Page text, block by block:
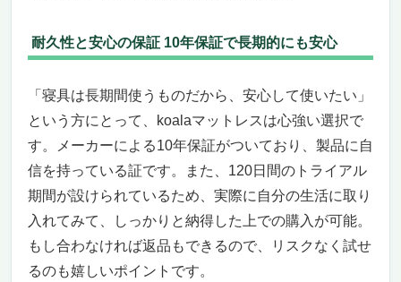
耐久性と安心の保証 10年保証で長期的にも安心
「寝具は長期間使うものだから、安心して使いたい」
という方にとって、koalaマットレスは心強い選択で
す。メーカーによる10年保証がついており、製品に自
信を持っている証です。また、120日間のトライアル
期間が設けられているため、実際に自分の生活に取り
入れてみて、しっかりと納得した上での購入が可能。
もし合わなければ返品もできるので、リスクなく試せ
るのも嬉しいポイントです。